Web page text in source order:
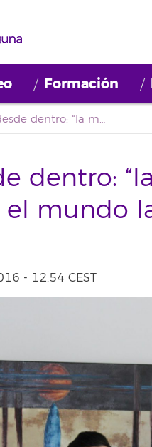
Formación
Cataliza desde dentro: “la mejor forma de insertarse en el mundo laboral y ganar experiencia”.
dentro:
el mundo
- 12:54 CEST